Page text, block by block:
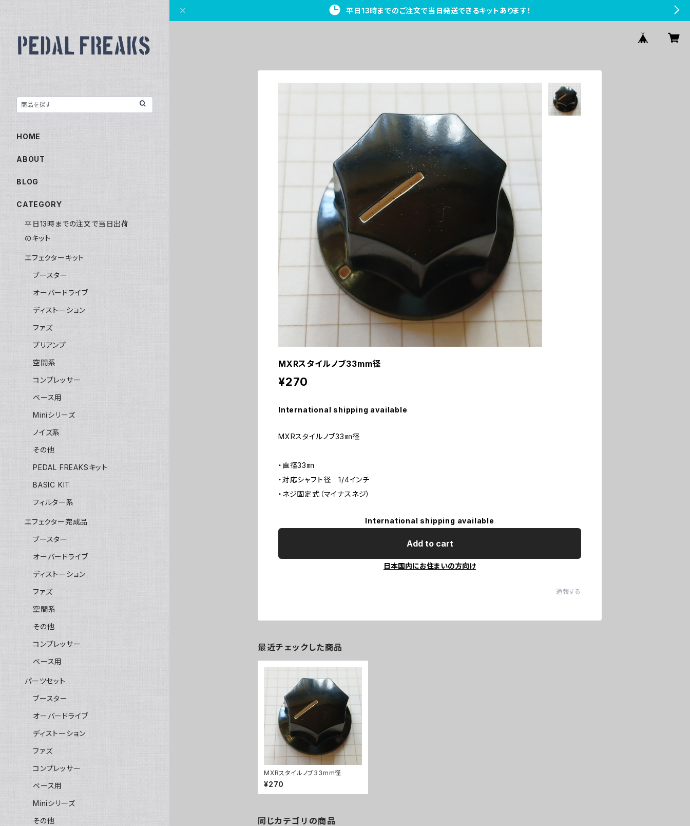
平日13時までのご注文で当日発送できるキットあります！
MXRスタイルノブ33mm径
¥270
International shipping available
MXRスタイルノブ33㎜径
・直径33㎜
・対応シャフト径 1/4インチ
・ネジ固定式（マイナスネジ）
International shipping available
Add to cart
日本国内にお住まいの方向け
通報する
最近チェックした商品
MXRスタイルノブ33mm径
¥270
同じカテゴリの商品
HOME
ABOUT
BLOG
CATEGORY
平日13時までの注文で当日出荷
のキット
エフェクターキット
ブースター
オーバードライブ
ディストーション
ファズ
プリアンプ
空間系
コンプレッサー
ベース用
Miniシリーズ
ノイズ系
その他
PEDAL FREAKSキット
BASIC KIT
フィルター系
エフェクター完成品
ブースター
オーバードライブ
ディストーション
ファズ
空間系
その他
コンプレッサー
ベース用
パーツセット
ブースター
オーバードライブ
ディストーション
ファズ
コンプレッサー
ベース用
Miniシリーズ
その他